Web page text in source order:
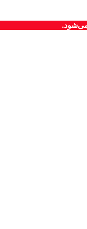
می‌شود.